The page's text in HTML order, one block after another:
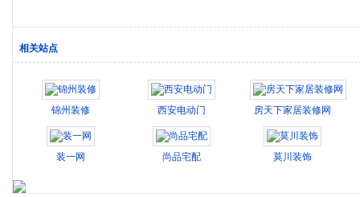
相关站点
锦州装修 西安电动门 房天下家居装修网
装一网 尚品宅配 莫川装饰